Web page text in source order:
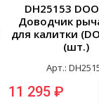
DH25153
Доводчик
для калитки
(шт.)
Арт.:
11 295 ₽